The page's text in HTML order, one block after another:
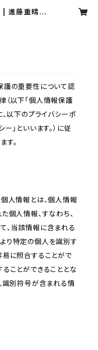
| 進藤重晴商
護の重要性について認
（以下「個人情報保護
、以下のプライバシーポ
」といいます。）に従
す。
人情報とは、個人情報
個人情報、すなわち、
、当該情報に含まれる
り特定の個人を識別す
易に照合することがで
ことができることとな
識別符号が含まれる情